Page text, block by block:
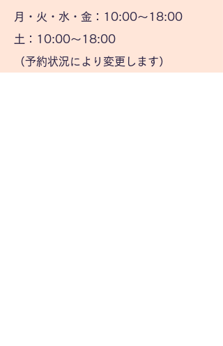
月・火・水・金：10:00〜18:00
土：10:00〜18:00
（予約状況により変更します）